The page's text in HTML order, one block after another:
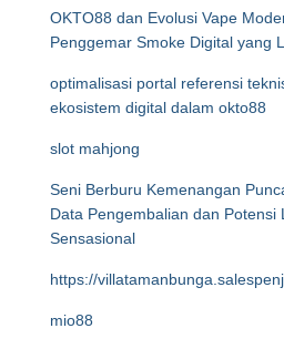
OKTO88 dan Evolusi Vape
Penggemar Smoke Digital yang
optimalisasi portal referensi
ekosistem digital dalam okto88
slot mahjong
Seni Berburu Kemenangan
Data Pengembalian dan Potensi
Sensasional
https://
mio88